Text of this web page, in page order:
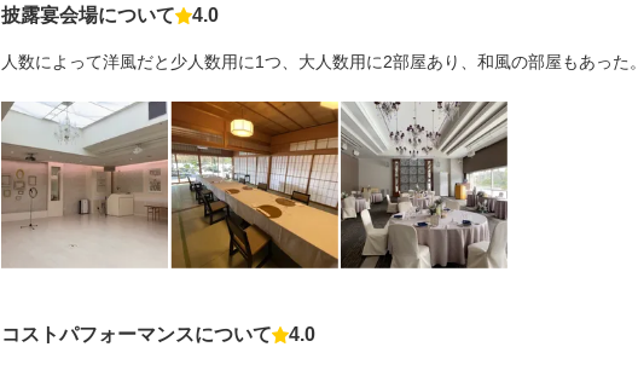
披露宴会場について 点数
4.0
人数によって洋風だと少人数用に1つ、大人数用に2部屋あり、和風の部屋もあった。
コストパフォーマンスについて 点数
4.0